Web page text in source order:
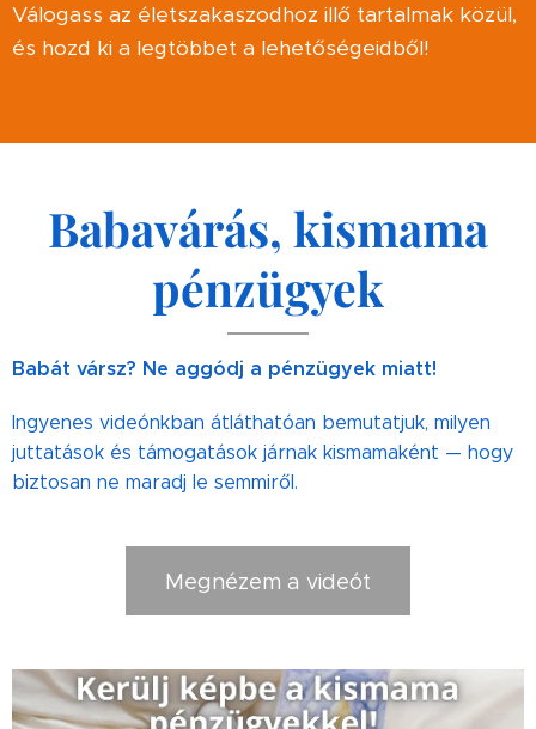
Válogass az életszakaszodhoz illő tartalmak közül,
és hozd ki a legtöbbet a lehetőségeidből!
Babavárás, kismama
pénzügyek
Babát vársz? Ne aggódj a pénzügyek miatt!
Ingyenes videónkban átláthatóan bemutatjuk, milyen
juttatások és támogatások járnak kismamaként — hogy
biztosan ne maradj le semmiről.
Megnézem a videót